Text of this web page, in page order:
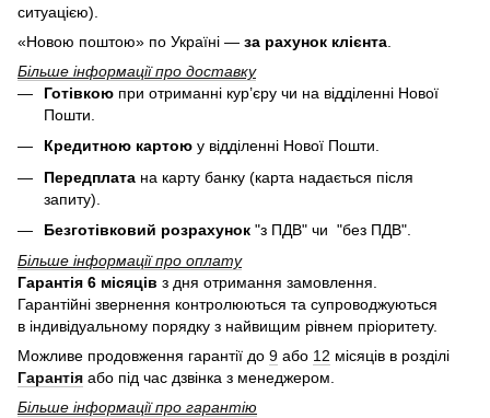
ситуацією).
«Новою поштою» по Україні — за рахунок клієнта
Більше інформації про доставку
Готівкою при отриманні кур’єру чи на відділенні Нової
Пошти.
Кредитною картою у відділенні Нової Пошти.
Передплата на карту банку (карта надається після
запиту).
Безготівковий розрахунок "з ПДВ" чи "без ПДВ".
Більше інформації про оплату
Гарантія 6 місяців з дня отримання замовлення.
Гарантійні звернення контролюються та супроводжуються
в індивідуальному порядку з найвищим рівнем пріоритету.
Можливе продовження гарантії до 9 або 12 місяців в розділі
Гарантія або під час дзвінка з менеджером.
Більше інформації про гарантію